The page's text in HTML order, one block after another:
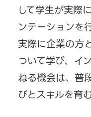
して学生が実際
ンテーションを
実際に企業の方
ついて学び、イ
ねる機会は、普
びとスキルを育